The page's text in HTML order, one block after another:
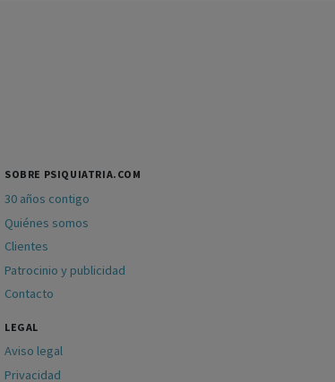
SOBRE PSIQUIATRIA.COM
30 años contigo
Quiénes somos
Clientes
Patrocinio y publicidad
Contacto
LEGAL
Aviso legal
Privacidad